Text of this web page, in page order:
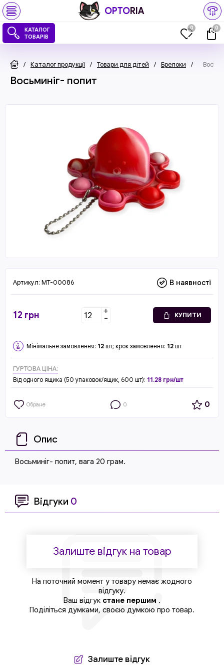
OPTORIA
КАТАЛОГ
ТОВАРІВ
0 0
/ Каталог продукції / Товари для дітей / Брелоки /
Восьминіг- попит
Артикул: MT-00086 В наявності
12 грн +
- КУПИТИ
Мінімальне замовлення: 12 шт; крок замовлення: 12 шт
ГУРТОВА ЦІНА:
Від одного ящика (50 упаковок/ящик, 600 шт): 11.28 грн/шт
Обране 0 0
Опис
Восьминіг- попит, вага 20 грам.
Відгуки 0
Залиште відгук на товар
На поточний момент у товару немає жодного
відгуку.
Ваш відгук стане першим .
Поділіться думками, своєю думкою про товар.
Залиште відгук